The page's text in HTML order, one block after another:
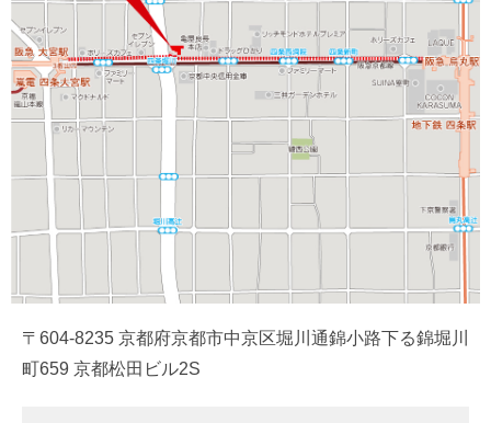
〒604-8235 京都府京都市中京区堀川通錦小路下る錦堀川
町659 京都松田ビル2S